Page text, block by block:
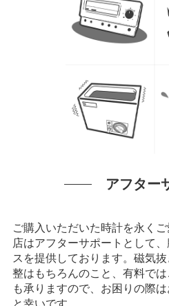
アフター
ご購入いただいた時計を永く
店はアフターサポートとして
スを提供しております。磁気
整はもちろんのこと、有料で
も承りますので、お困りの際
と幸いです。